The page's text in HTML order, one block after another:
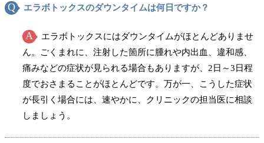
エラボトックスのダウンタイムは何日ですか？
エラボトックスにはダウンタイムがほとんどありませ
ん。ごくまれに、注射した箇所に腫れや内出血、違和感、
痛みなどの症状が見られる場合もありますが、2日～3日程
度でおさまることがほとんどです。万が一、こうした症状
が長引く場合には、速やかに、クリニックの担当医に相談
しましょう。